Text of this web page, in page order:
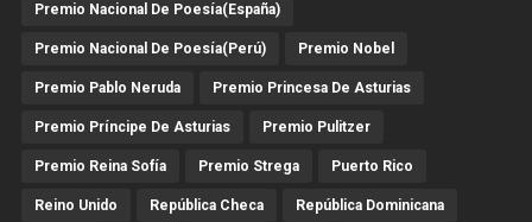
Premio Nacional De Poesía(España)
Premio Nacional De Poesía(Perú) Premio Nobel
Premio Pablo Neruda Premio Princesa De Asturias
Premio Príncipe De Asturias Premio Pulitzer
Premio Reina Sofía Premio Strega Puerto Rico
Reino Unido República Checa República Dominicana